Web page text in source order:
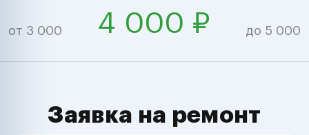
от 3 000 4 000 ₽ до 5 000
Заявка на ремонт